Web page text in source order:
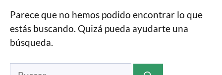
Parece que no hemos podido encontrar lo que
estás buscando. Quizá pueda ayudarte una
búsqueda.